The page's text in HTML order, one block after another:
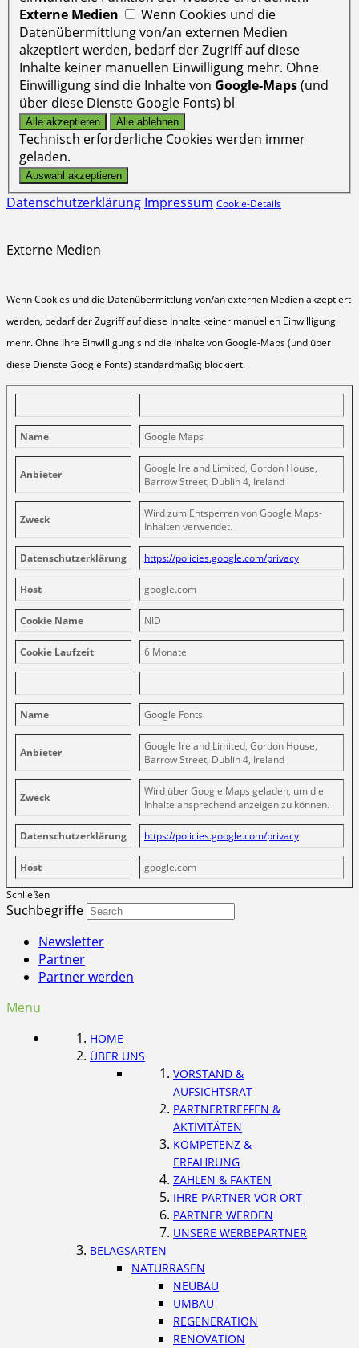
Externe Medien
Wenn Cookies und die
Datenübermittlung von/an externen Medien
akzeptiert werden, bedarf der Zugriff auf diese
Inhalte keiner manuellen Einwilligung mehr. Ohne
Einwilligung sind die Inhalte von Google-Maps(und
über diese Dienste Google Fonts) bl
Technisch erforderliche Cookies werden immer
geladen.
Datenschutzerklärung Impressum Cookie-Details
Externe Medien
Wenn Cookies und die Datenübermittlung von/an externen Medien akzeptiert
werden, bedarf der Zugriff auf diese Inhalte keiner manuellen Einwilligung
mehr. Ohne Ihre Einwilligung sind die Inhalte von Google-Maps (und über
diese Dienste Google Fonts) standardmäßig blockiert.
Name Google Maps
Anbieter
Google Ireland Limited, Gordon House,
Barrow Street, Dublin 4, Ireland
Zweck
Wird zum Entsperren von Google Maps-
Inhalten verwendet.
Datenschutzerklärung https://policies.google.com/privacy
Host google.com
Cookie Name NID
Cookie Laufzeit 6 Monate
Name Google Fonts
Anbieter
Google Ireland Limited, Gordon House,
Barrow Street, Dublin 4, Ireland
Zweck
Wird über Google Maps geladen, um die
Inhalte ansprechend anzeigen zu können.
Datenschutzerklärung https://policies.google.com/privacy
Host
google.com
Schließen
Suchbegriffe
Newsletter
Partner
Partner werden
Menu
HOME
ÜBER UNS
VORSTAND &
AUFSICHTSRAT
PARTNERTREFFEN &
AKTIVITÄTEN
KOMPETENZ &
ERFAHRUNG
ZAHLEN & FAKTEN
IHRE PARTNER VOR ORT
PARTNER WERDEN
UNSERE WERBEPARTNER
BELAGSARTEN
NATURRASEN
NEUBAU
UMBAU
REGENERATION
RENOVATION